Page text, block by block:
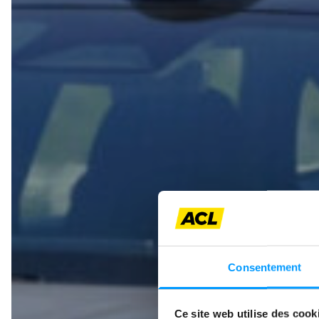
Consentement
Ce site web utilise des
Zwei